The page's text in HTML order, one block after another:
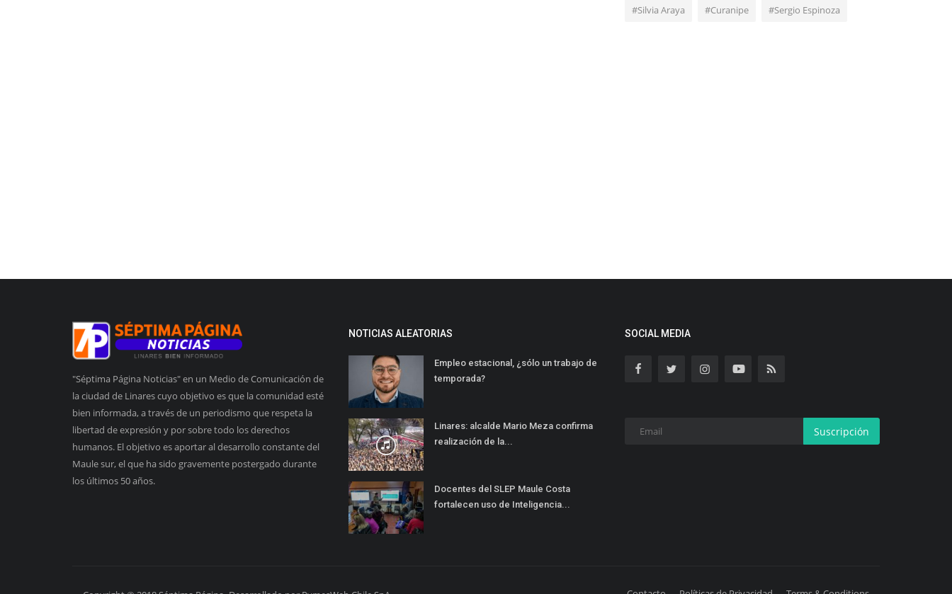
#Silvia Araya #Curanipe #Sergio Espinoza
"Séptima Página Noticias" en un Medio de Comunicación de
la ciudad de Linares cuyo objetivo es que la comunidad esté
bien informada, a través de un periodismo que respeta la
libertad de expresión y por sobre todo los derechos
humanos. El objetivo es aportar al desarrollo constante del
Maule sur, el que ha sido gravemente postergado durante
los últimos 50 años.
NOTICIAS ALEATORIAS
Empleo estacional, ¿sólo un trabajo de
temporada?
Linares: alcalde Mario Meza confirma
realización de la...
Docentes del SLEP Maule Costa
fortalecen uso de Inteligencia...
SOCIAL MEDIA
Suscripción